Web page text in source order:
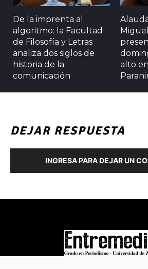
De la imprenta al
algoritmo: la Facultad
de Filosofía y Letras
analiza dos siglos de
historia de la
comunicación
alto
DEJAR RESPUESTA
INGRESA PARA DEJAR UN